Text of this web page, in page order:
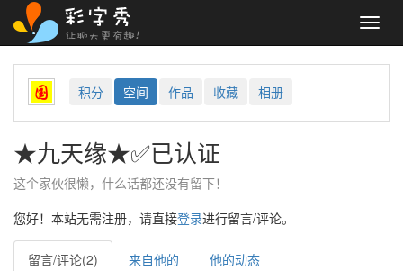
积分 空间 作品 收藏 相册
★九天缘★✅已认证
这个家伙很懒，什么话都还没有留下！
您好！本站无需注册，请直接登录进行留言/评论。
留言/评论(2) 来自他的 他的动态